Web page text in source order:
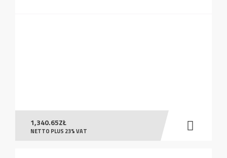
1,340.65ZŁ
NETTO PLUS 23% VAT